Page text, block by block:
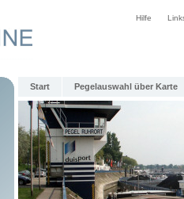
Hilfe
Start Pegelauswahl über Karte